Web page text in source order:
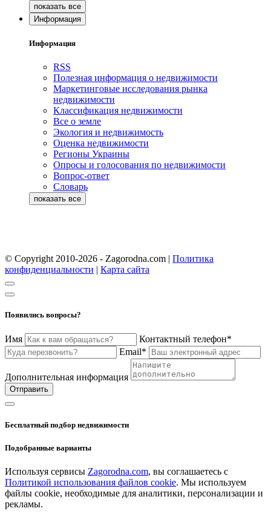
Информация
Информация
RSS
Полезная информация о недвижимости
Маркетинговые исследования рынка
недвижимости
Классификация недвижимости
Все о земле
Экология и недвижимость
Оценка недвижимости
Регионы Украины
Опросы и голосования по недвижимости
Вопрос-ответ
Словарь
© Copyright 2010-2026 - Zagorodna.com | Политика
конфиденциальности | Карта сайта
Появились вопросы?
Имя
Контактный телефон*
Email*
Дополнительная информация
Отправить
Бесплатный подбор недвижимости
Подобранные варианты
Используя сервисы Zagorodna.com, вы соглашаетесь с
Политикой использования файлов cookie. Мы используем
файлы cookie, необходимые для аналитики, персонализации и
рекламы.